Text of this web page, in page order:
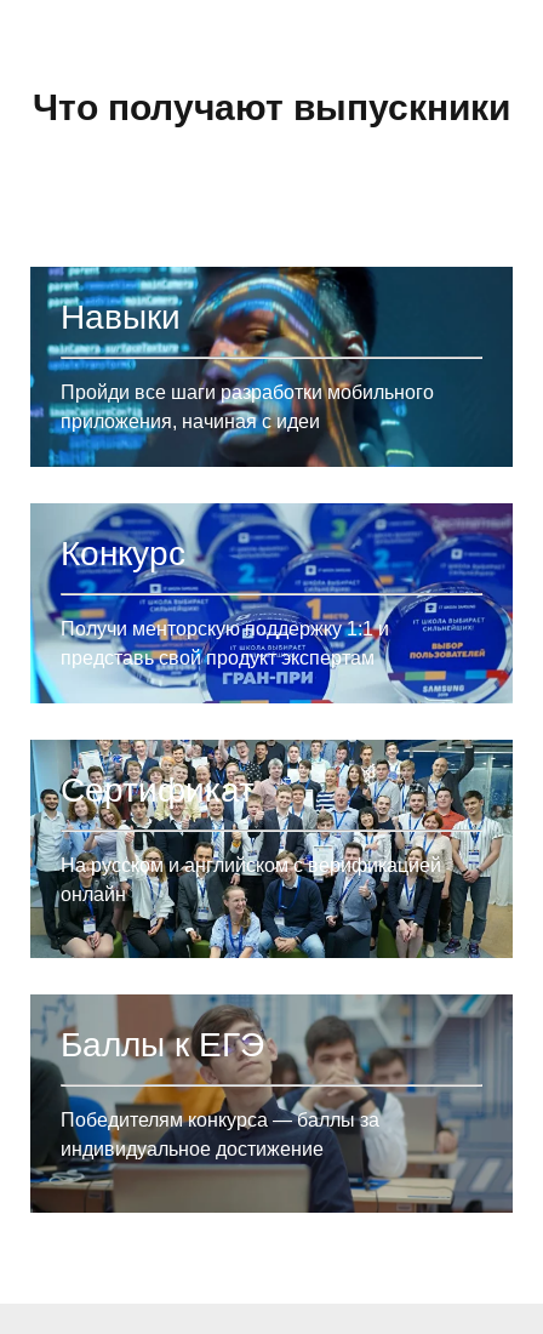
Что получают выпускники
Навыки
Пройди все шаги разработки мобильного
приложения, начиная с идеи
Конкурс
Получи менторскую поддержку 1:1 и
представь свой продукт экспертам
Сертификат
На русском и английском с верификацией
онлайн
Баллы к ЕГЭ
Победителям конкурса — баллы за
индивидуальное достижение